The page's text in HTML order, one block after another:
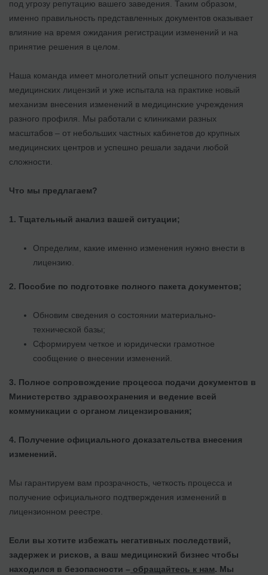
под угрозу репутацию вашего заведения. Таким образом,
именно правильность представленных документов оказывает
влияние на время ожидания регистрации изменений и на
принятие решения в целом.
Наша команда имеет многолетний опыт успешного получения
медицинских лицензий и уже испытала на практике новый
механизм внесения изменений в медицинские учреждения
разного профиля. Мы работали с клиниками разных
масштабов – от небольших частных кабинетов до крупных
медицинских центров и успешно решали задачи любой
сложности.
Что мы предлагаем?
1. Тщательный анализ вашей ситуации;
Определим, какие именно изменения нужно внести в
лицензию.
2. Пособие по подготовке полного пакета документов;
Обновим сведения о состоянии материально-
технической базы;
Сформируем четкое и юридически грамотное
сообщение о внесении изменений.
3. Полное сопровождение процесса подачи документов в
Министерство здравоохранения и ведение всей
коммуникации с органом лицензирования;
4. Получение официального доказательства внесения
изменений.
Мы гарантируем вам прозрачность, четкость процесса и
получение официального подтверждения изменений в
лицензионном реестре.
Если вы хотите избежать негативных последствий,
задержек и рисков, а ваш медицинский бизнес чтобы
находился в безопасности – обращайтесь к нам. Мы